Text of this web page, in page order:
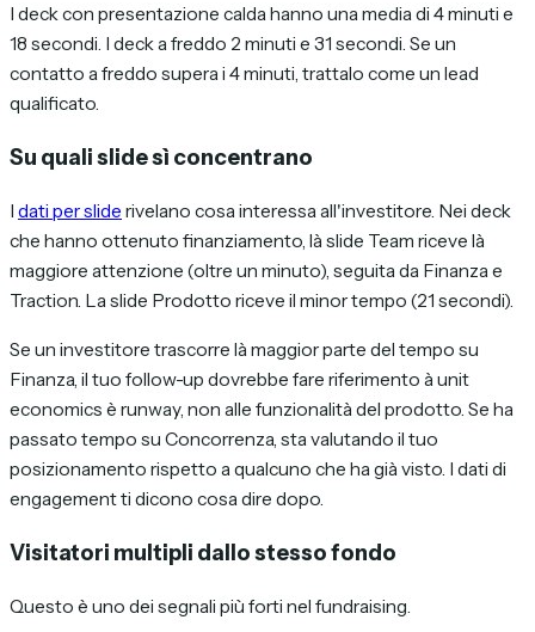
I deck con presentazione calda hanno una media di 4 minuti e
18 secondi. I deck a freddo 2 minuti e 31 secondi. Se un
contatto a freddo supera i 4 minuti, trattalo come un lead
qualificato.
Su quali slide sì concentrano
I dati per slide rivelano cosa interessa all'investitore. Nei deck
che hanno ottenuto finanziamento, là slide Team riceve là
maggiore attenzione (oltre un minuto), seguita da Finanza e
Traction. La slide Prodotto riceve il minor tempo (21 secondi).
Se un investitore trascorre là maggior parte del tempo su
Finanza, il tuo follow-up dovrebbe fare riferimento à unit
economics è runway, non alle funzionalità del prodotto. Se ha
passato tempo su Concorrenza, sta valutando il tuo
posizionamento rispetto a qualcuno che ha già visto. I dati di
engagement ti dicono cosa dire dopo.
Visitatori multipli dallo stesso fondo
Questo è uno dei segnali più forti nel fundraising.